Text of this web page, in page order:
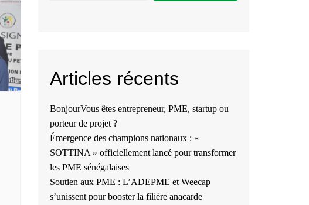
Articles récents
BonjourVous êtes entrepreneur, PME, startup ou
porteur de projet ?
Émergence des champions nationaux : «
SOTTINA » officiellement lancé pour transformer
les PME sénégalaises
Soutien aux PME : L’ADEPME et Weecap
s’unissent pour booster la filière anacarde